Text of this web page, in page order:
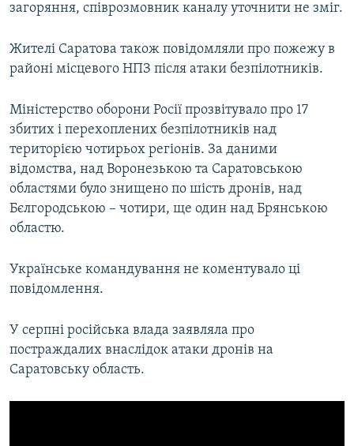
загоряння, співрозмовник каналу уточнити не зміг.
Жителі Саратова також повідомляли про пожежу в
районі місцевого НПЗ після атаки безпілотників.
Міністерство оборони Росії прозвітувало про 17
збитих і перехоплених безпілотників над
територією чотирьох регіонів. За даними
відомства, над Воронезькою та Саратовською
областями було знищено по шість дронів, над
Бєлгородською – чотири, ще один над Брянською
областю.
Українське командування не коментувало ці
повідомлення.
У серпні російська влада заявляла про
постраждалих внаслідок атаки дронів на
Саратовську область.